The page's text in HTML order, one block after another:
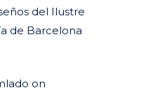
del Ilustre
de Barcelona
on